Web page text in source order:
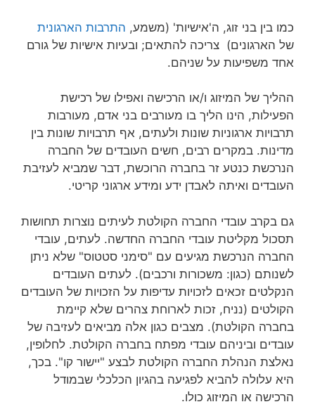
כמו בין בני זוג, ה'אישיות' (משמע, התרבות הארגונית
של הארגונים) צריכה להתאים; ובעיות אישיות של גורם
אחד משפיעות על שניהם.
ההליך של המיזוג ו/או הרכישה ואפילו של רכישת
הפעילות, הינו הליך בו מעורבים בני אדם, מעורבות
תרבויות ארגוניות שונות ולעתים, אף תרבויות שונות בין
מדינות. במקרים רבים, חשים העובדים של החברה
הנרכשת כנטע זר בחברה הרוכשת, דבר שמביא לעזיבת
העובדים ואיתה לאבדן ידע ומידע ארגוני קריטי.
גם בקרב עובדי החברה הקולטת לעיתים נוצרות תחושות
תסכול מקליטת עובדי החברה החדשה. לעתים, עובדי
החברה הנרכשת מגיעים עם "סימני סטטוס" שלא ניתן
לשנותם (כגון: משכורות ורכבים). לעתים העובדים
הנקלטים זכאים לזכויות עדיפות על הזכויות של העובדים
הקולטים (נניח, זכות לארוחת צהרים שלא קיימת
בחברה הקולטת). מצבים כגון אלה מביאים לעזיבה של
עובדים וביניהם עובדי מפתח בחברה הקולטת. לחלופין,
נאלצת הנהלת החברה הקולטת לבצע "יישור קו". בכך,
היא עלולה להביא לפגיעה בהגיון הכלכלי שבמודל
הרכישה או המיזוג כולו.